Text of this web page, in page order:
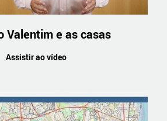
Valentim e as casas
Assistir ao vídeo